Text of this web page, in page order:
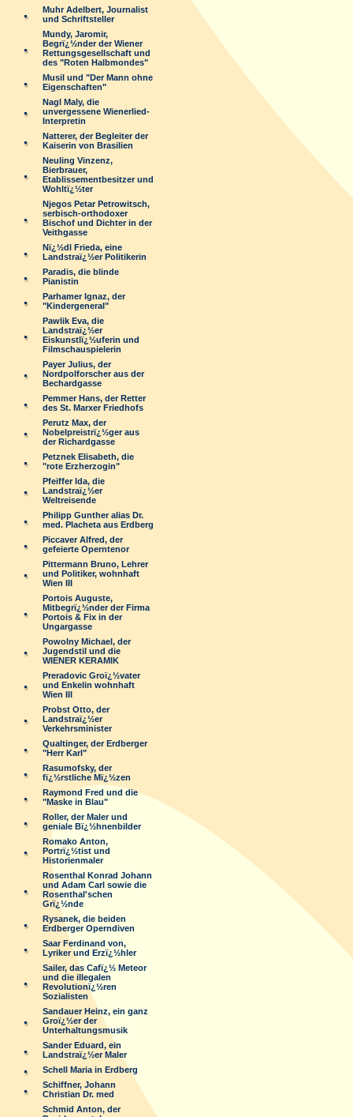
Muhr Adelbert, Journalist
und Schriftsteller
Mundy, Jaromir,
Begrï¿½nder der Wiener
Rettungsgesellschaft und
des "Roten Halbmondes"
Musil und "Der Mann ohne
Eigenschaften"
Nagl Maly, die
unvergessene Wienerlied-
Interpretin
Natterer, der Begleiter der
Kaiserin von Brasilien
Neuling Vinzenz,
Bierbrauer,
Etablissementbesitzer und
Wohltï¿½ter
Njegos Petar Petrowitsch,
serbisch-orthodoxer
Bischof und Dichter in der
Veithgasse
Nï¿½dl Frieda, eine
Landstraï¿½er Politikerin
Paradis, die blinde
Pianistin
Parhamer Ignaz, der
"Kindergeneral"
Pawlik Eva, die
Landstraï¿½er
Eiskunstlï¿½uferin und
Filmschauspielerin
Payer Julius, der
Nordpolforscher aus der
Bechardgasse
Pemmer Hans, der Retter
des St. Marxer Friedhofs
Perutz Max, der
Nobelpreistrï¿½ger aus
der Richardgasse
Petznek Elisabeth, die
"rote Erzherzogin"
Pfeiffer Ida, die
Landstraï¿½er
Weltreisende
Philipp Gunther alias Dr.
med. Placheta aus Erdberg
Piccaver Alfred, der
gefeierte Operntenor
Pittermann Bruno, Lehrer
und Politiker, wohnhaft
Wien III
Portois Auguste,
Mitbegrï¿½nder der Firma
Portois & Fix in der
Ungargasse
Powolny Michael, der
Jugendstil und die
WIENER KERAMIK
Preradovic Groï¿½vater
und Enkelin wohnhaft
Wien III
Probst Otto, der
Landstraï¿½er
Verkehrsminister
Qualtinger, der Erdberger
"Herr Karl"
Rasumofsky, der
fï¿½rstliche Mï¿½zen
Raymond Fred und die
"Maske in Blau"
Roller, der Maler und
geniale Bï¿½hnenbilder
Romako Anton,
Portrï¿½tist und
Historienmaler
Rosenthal Konrad Johann
und Adam Carl sowie die
Rosenthal'schen
Grï¿½nde
Rysanek, die beiden
Erdberger Operndiven
Saar Ferdinand von,
Lyriker und Erzï¿½hler
Sailer, das Cafï¿½ Meteor
und die illegalen
Revolutionï¿½ren
Sozialisten
Sandauer Heinz, ein ganz
Groï¿½er der
Unterhaltungsmusik
Sander Eduard, ein
Landstraï¿½er Maler
Schell Maria in Erdberg
Schiffner, Johann
Christian Dr. med
Schmid Anton, der